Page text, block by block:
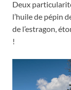
Deux
l’huile de pépin
de l’estragon
!